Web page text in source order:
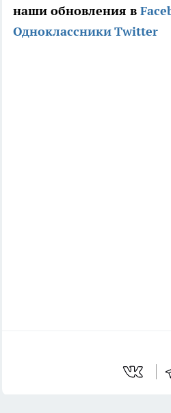
наши обновления в
ОдноклассникиTwitter